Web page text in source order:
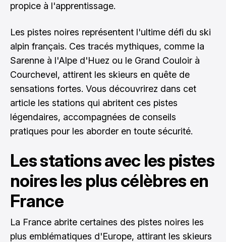
propice à l'apprentissage.
Les pistes noires représentent l'ultime défi du ski
alpin français. Ces tracés mythiques, comme la
Sarenne à l'Alpe d'Huez ou le Grand Couloir à
Courchevel, attirent les skieurs en quête de
sensations fortes. Vous découvrirez dans cet
article les stations qui abritent ces pistes
légendaires, accompagnées de conseils
pratiques pour les aborder en toute sécurité.
Les stations avec les pistes
noires les plus célèbres en
France
La France abrite certaines des pistes noires les
plus emblématiques d'Europe, attirant les skieurs